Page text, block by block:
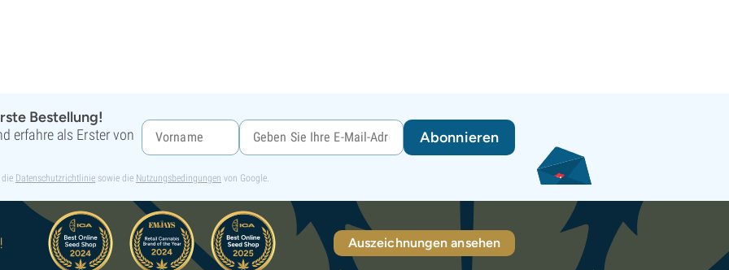
Bestellung!
erfahre als Erster von
Abonnieren
die Datenschutzrichtlinie sowie die Nutzungsbedingungen von Google.
Auszeichnungen ansehen